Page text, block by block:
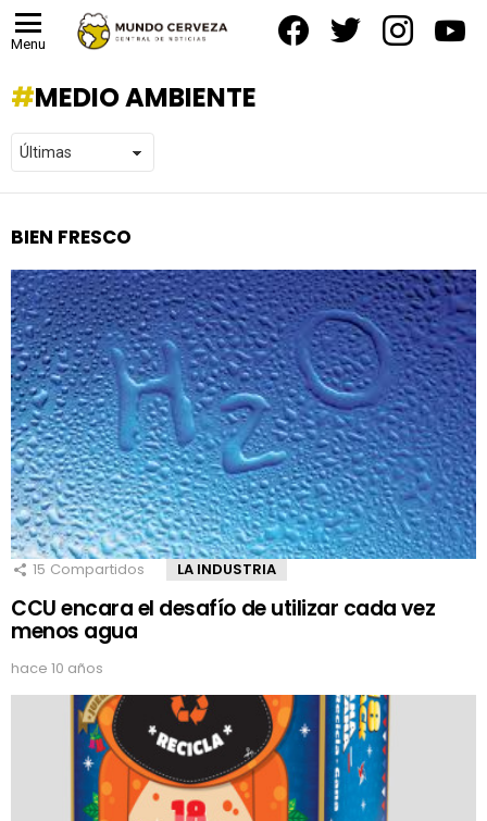
Menu
MEDIO AMBIENTE
BIEN FRESCO
15 Compartidos LA INDUSTRIA
CCU encara el desafío de utilizar cada vez
menos agua
hace 10 años